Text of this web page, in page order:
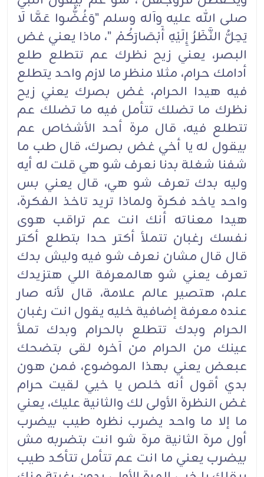
صلى الله عليه وآله وسلم "وَغُضُّوا عَمَّا لَا
يَحِلُّ النَّظَرُ إِلَيْهِ أَبْصَارَكُمْ "، ماذا يعني غض
البصر، يعني زيح نظرك عم تتطلع طلع
أدامك حرام، مثلا منظر ما لازم واحد يتطلع
فيه هيدا الحرام، غض بصرك يعني زيح
نظرك ما تضلك تتأمل فيه ما تضلك عم
تتطلع فيه، قال مرة أحد الأشخاص عم
بيقول له يا أخي غض بصرك، قال طب ما
شفنا شغلة بدنا نعرف شو هي قلت له أيه
وليه بدك تعرف شو هي، قال يعني بس
واحد ياخد فكرة ولماذا تريد تاخذ الفكرة،
هيدا معناته أنك انت عم تراقب هوى
نفسك رغبان تتملأ أكتر حدا بتطلع أكتر
قال قال مشان نعرف شو فيه وليش بدك
تعرف يعني شو هالمعرفة اللي هتزيدك
علم، هتصير عالم علامة، قال لأنه صار
عنده معرفة إضافية خليه يقول انت رغبان
الحرام وبدك تتطلع بالحرام وبدك تملأ
عينك من الحرام من آخره لقى بتضحك
عبعض يعني بهذا الموضوع، فمن هون
بدي أقول أنه خلص يا خيي لقيت حرام
غض النظرة الأولى لك والثانية عليك، يعني
ما إلا ما واحد يضرب نظره طيب بيضرب
أول مرة الثانية مرة شو انت بتضربه مش
بيضرب يعني ما انت عم تتأمل تتأكد طيب